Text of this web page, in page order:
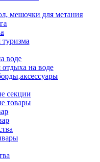
мешочки для метания
воде
на воде
секции
товары